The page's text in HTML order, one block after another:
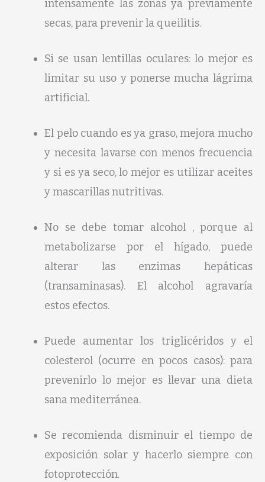
intensamente las zonas ya previamente
secas, para prevenir la queilitis.
Si se usan lentillas oculares: lo mejor es
limitar su uso y ponerse mucha lágrima
artificial.
El pelo cuando es ya graso, mejora mucho
y necesita lavarse con menos frecuencia
y si es ya seco, lo mejor es utilizar aceites
y mascarillas nutritivas.
No se debe tomar alcohol , porque al
metabolizarse por el hígado, puede
alterar las enzimas hepáticas
(transaminasas). El alcohol agravaría
estos efectos.
Puede aumentar los triglicéridos y el
colesterol (ocurre en pocos casos): para
prevenirlo lo mejor es llevar una dieta
sana mediterránea.
Se recomienda disminuir el tiempo de
exposición solar y hacerlo siempre con
fotoprotección.